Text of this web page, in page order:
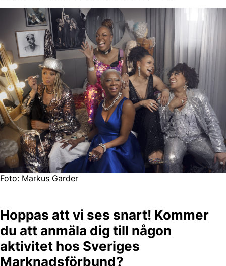
Foto: Markus Garder
Hoppas att vi ses snart! Kommer
du att anmäla dig till någon
aktivitet hos Sveriges
Marknadsförbund?